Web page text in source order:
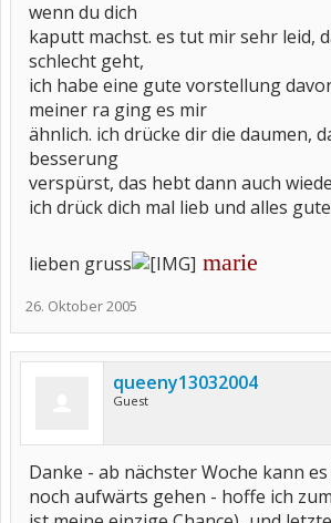
wenn du dich
kaputt machst. es tut mir sehr leid,
schlecht geht,
ich habe eine gute vorstellung
meiner ra ging es mir
ähnlich. ich drücke dir die daumen,
besserung
verspürst, das hebt dann auch
ich drück dich mal lieb und alles
lieben gruss marie
26. Oktober 2005
queeny13032004
Guest
Danke - ab nächster Woche kann
noch aufwärts gehen - hoffe ich